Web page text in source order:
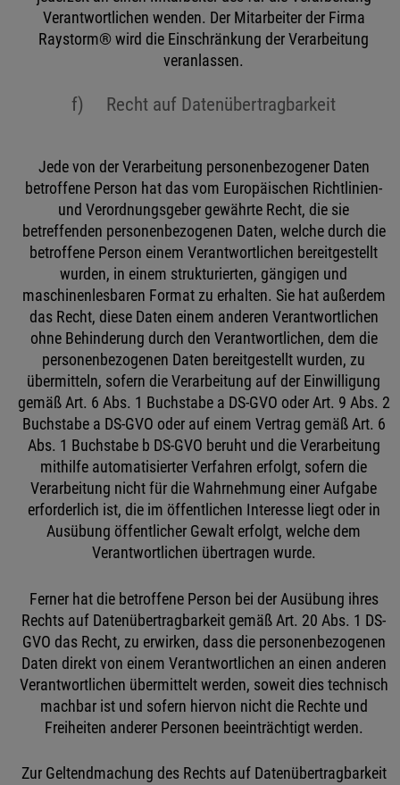
Verantwortlichen wenden. Der Mitarbeiter der Firma
Raystorm® wird die Einschränkung der Verarbeitung
veranlassen.
f) Recht auf Datenübertragbarkeit
Jede von der Verarbeitung personenbezogener Daten
betroffene Person hat das vom Europäischen Richtlinien-
und Verordnungsgeber gewährte Recht, die sie
betreffenden personenbezogenen Daten, welche durch die
betroffene Person einem Verantwortlichen bereitgestellt
wurden, in einem strukturierten, gängigen und
maschinenlesbaren Format zu erhalten. Sie hat außerdem
das Recht, diese Daten einem anderen Verantwortlichen
ohne Behinderung durch den Verantwortlichen, dem die
personenbezogenen Daten bereitgestellt wurden, zu
übermitteln, sofern die Verarbeitung auf der Einwilligung
gemäß Art. 6 Abs. 1 Buchstabe a DS-GVO oder Art. 9 Abs. 2
Buchstabe a DS-GVO oder auf einem Vertrag gemäß Art. 6
Abs. 1 Buchstabe b DS-GVO beruht und die Verarbeitung
mithilfe automatisierter Verfahren erfolgt, sofern die
Verarbeitung nicht für die Wahrnehmung einer Aufgabe
erforderlich ist, die im öffentlichen Interesse liegt oder in
Ausübung öffentlicher Gewalt erfolgt, welche dem
Verantwortlichen übertragen wurde.
Ferner hat die betroffene Person bei der Ausübung ihres
Rechts auf Datenübertragbarkeit gemäß Art. 20 Abs. 1 DS-
GVO das Recht, zu erwirken, dass die personenbezogenen
Daten direkt von einem Verantwortlichen an einen anderen
Verantwortlichen übermittelt werden, soweit dies technisch
machbar ist und sofern hiervon nicht die Rechte und
Freiheiten anderer Personen beeinträchtigt werden.
Zur Geltendmachung des Rechts auf Datenübertragbarkeit